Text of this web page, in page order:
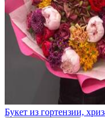
Букет из гортензии,